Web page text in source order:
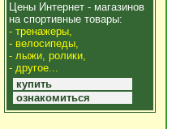
Цены Интернет - магазинов
на спортивные товары:
- тренажеры,
- велосипеды,
- лыжи, ролики,
- другое...
купить
ознакомиться